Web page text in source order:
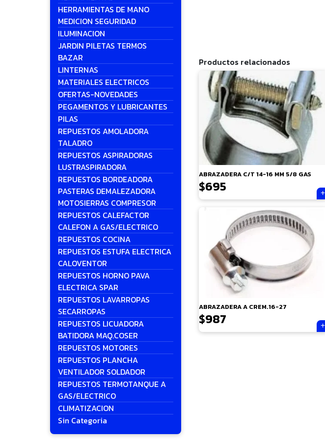
HERRAMIENTAS DE MANO
MEDICION SEGURIDAD
ILUMINACION
JARDIN PILETAS TERMOS
BAZAR
LINTERNAS
MATERIALES ELECTRICOS
OFERTAS-NOVEDADES
PEGAMENTOS Y LUBRICANTES
PILAS
REPUESTOS AMOLADORA
TALADRO
REPUESTOS ASPIRADORAS
LUSTRASPIRADORA
REPUESTOS BORDEADORA
PASTERAS DEMALEZADORA
MOTOSIERRAS COMPRESOR
REPUESTOS CALEFACTOR
CALEFON A GAS/ELECTRICO
REPUESTOS COCINA
REPUESTOS ESTUFA ELECTRICA
CALOVENTOR
REPUESTOS HORNO PAVA
ELECTRICA SPAR
REPUESTOS LAVARROPAS
SECARROPAS
REPUESTOS LICUADORA
BATIDORA MAQ.COSER
REPUESTOS MOTORES
REPUESTOS PLANCHA
VENTILADOR SOLDADOR
REPUESTOS TERMOTANQUE A
GAS/ELECTRICO
CLIMATIZACION
Sin Categoria
Productos relacionados
ABRAZADERA C/T 14-16 MM 5/8 GAS
$695
ABRAZADERA A CREM.16-27
$987